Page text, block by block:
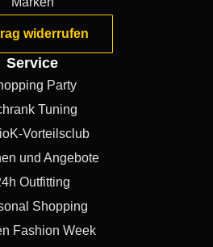
widerrufen
Service
Party
Tuning
Vorteilsclub
und Angebote
Outfitting
Shopping
Fashion Week